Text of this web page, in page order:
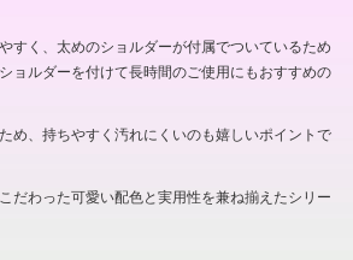
すく、太めのショルダーが付属でついているため
ョルダーを付けて長時間のご使用にもおすすめの
め、持ちやすく汚れにくいのも嬉しいポイントで
だわった可愛い配色と実用性を兼ね揃えたシリー